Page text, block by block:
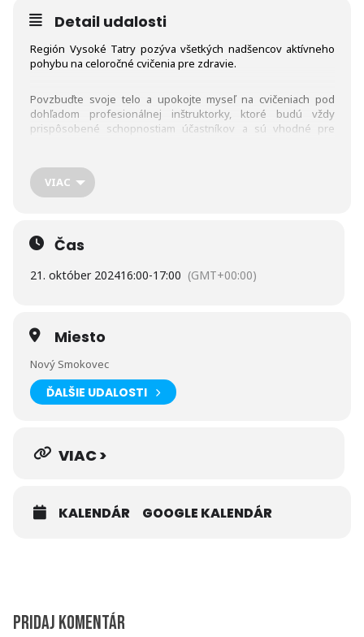
Detail udalosti
Región Vysoké Tatry pozýva všetkých nadšencov aktívneho
pohybu na celoročné cvičenia pre zdravie.
Povzbuďte svoje telo a upokojte myseľ na cvičeniach pod
dohľadom profesionálnej inštruktorky, ktoré budú vždy
prispôsobené schopnostiam účastníkov a sú vhodné pre
Cvičenia sa uskutočnia každý pondelok o 16:00 až do konca
roka 2024.
pohodlné oblečenie.
Adresa: Hotel Villa Siesta, Nový Smokovec 88, 062 01 Vysoké
Vstup: zadarmo
Kontakt: 052/442 34 40
„Realizované s finančnou podporou Ministerstva
VIAC
Čas
21. október 202416:00-17:00 (GMT+00:00)
Miesto
Nový Smokovec
ĎALŠIE UDALOSTI
VIAC >
KALENDÁR GOOGLE KALENDÁR
Pridaj komentár